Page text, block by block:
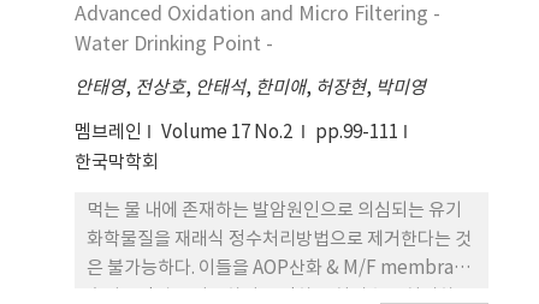
was defined as “the design of human society
with it natural environment for the benefit of
both”. By using the functions of ecosystem,
cycles and homeostasis, pollutants can be
eliminated, concentrated and transformed
to nature. The major purpose of mechanical
wastewater treatment systems is focused on
the large quantity of domestic wastewater.
But, small quantity of domestic wastewater
Advanced Oxidation and Micro Filtering -
Water Drinking Point -
안태영, 전상호, 안태석, 한미애, 허장현, 박미영
멤브레인 Volume 17 No.2
pp.99-111
한국막학회
먹는 물 내에 존재하는 발암원인으로 의심되는 유기
화학물질을 재래식 정수처리방법으로 제거한다는 것
은 불가능하다. 이들을 AOP산화 & M/F membrane